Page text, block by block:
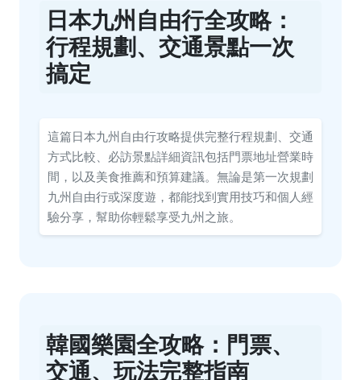
日本九州自由行全攻略：
行程規劃、交通景點一次
搞定
這篇日本九州自由行攻略提供完整行程規劃、交通
方式比較、必訪景點詳細資訊包括門票地址營業時
間，以及美食推薦和預算建議。無論是第一次規劃
九州自由行或深度遊，都能找到實用技巧和個人經
驗分享，幫助你輕鬆享受九州之旅。
韓國樂園全攻略：門票、
交通、玩法完整指南